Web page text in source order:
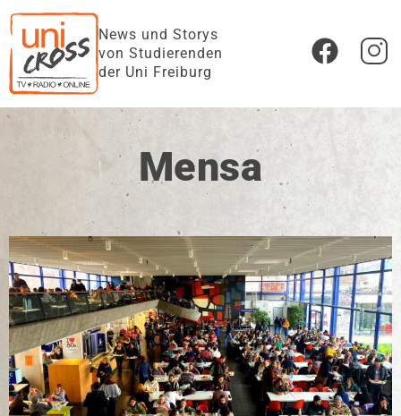
News und Storys
von Studierenden
der Uni Freiburg
Mensa